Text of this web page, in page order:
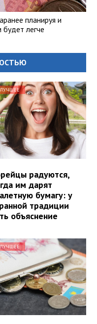
планируя и
будет легче
ЛУЧШЕЕ
радуются,
им дарят
бумагу: у
традиции
объяснение
ЛУЧШЕЕ